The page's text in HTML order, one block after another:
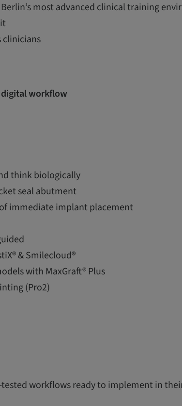
most advanced clinical training
clinicians
workflow
think biologically
seal abutment
immediate implant placement
& Smilecloud®
with MaxGraft® Plus
(Pro2)
workflows ready to implement in